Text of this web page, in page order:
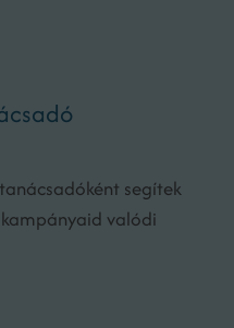
segítek
valódi